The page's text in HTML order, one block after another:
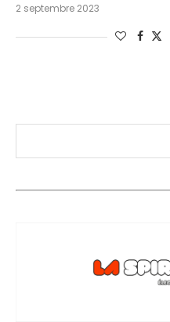
2 septembre 2023